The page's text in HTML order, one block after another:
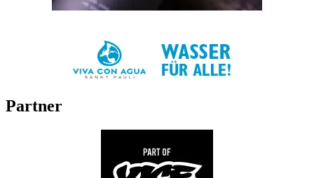
Partner